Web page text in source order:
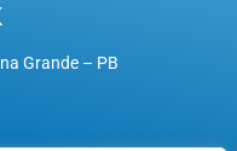
Grande – PB